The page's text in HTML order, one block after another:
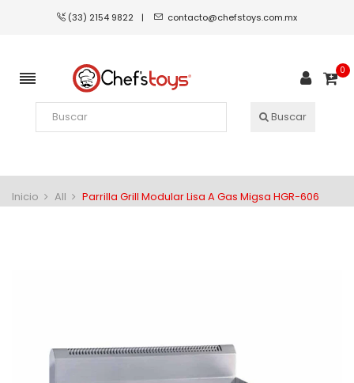
(33) 2154 9822 | contacto@chefstoys.com.mx
0
Buscar
Inicio All Parrilla Grill Modular Lisa A Gas Migsa HGR-606